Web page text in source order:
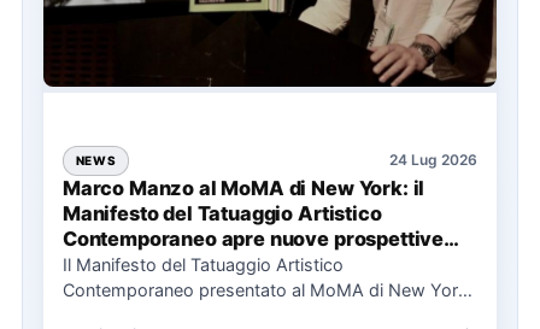
NEWS 24 Lug 2026
Marco Manzo al MoMA di New York: il
Manifesto del Tatuaggio Artistico
Contemporaneo apre nuove prospettive
per il collezionismo
Il Manifesto del Tatuaggio Artistico
Contemporaneo presentato al MoMA di New York